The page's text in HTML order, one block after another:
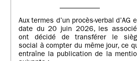
Aux termes d’un procès-verbal d’AG
date du 20 juin 2026, les
ont décidé de transférer le
social à compter du même jour, ce
entraîne la publication de la